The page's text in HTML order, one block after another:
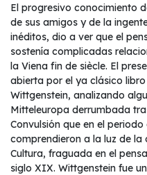
El progresivo conocimiento
de sus amigos y de la
inéditos, dio a ver que el
sostenía complicadas
la Viena fin de siècle. El
abierta por el ya clásico
Wittgenstein, analizando
Mitteleuropa derrumbada
Convulsión que en el
comprendieron a la luz de la
Cultura, fraguada en el
siglo XIX. Wittgenstein fue